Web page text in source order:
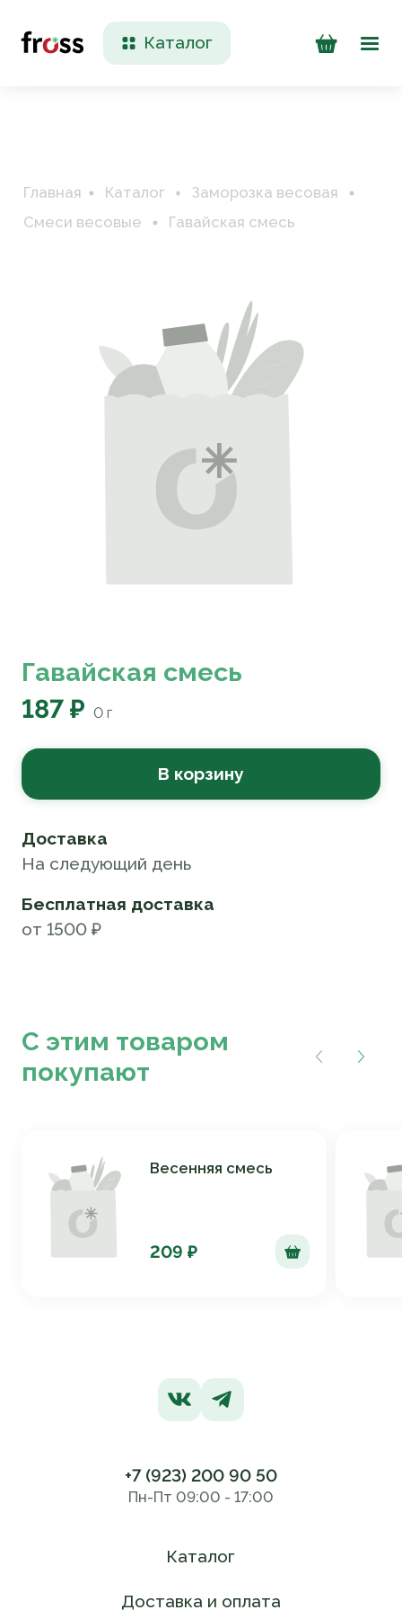
Каталог
Главная Каталог
Заморозка весовая
Смеси весовые
Гавайская смесь
Гавайская смесь
187 ₽ 0 г
В корзину
Доставка
На следующий день
Бесплатная доставка
от 1500 ₽
С этим товаром
покупают
Весенняя смесь
209 ₽
Каталог
Доставка и оплата
+7 (923) 200 90 50
Пн-Пт 09:00 - 17:00